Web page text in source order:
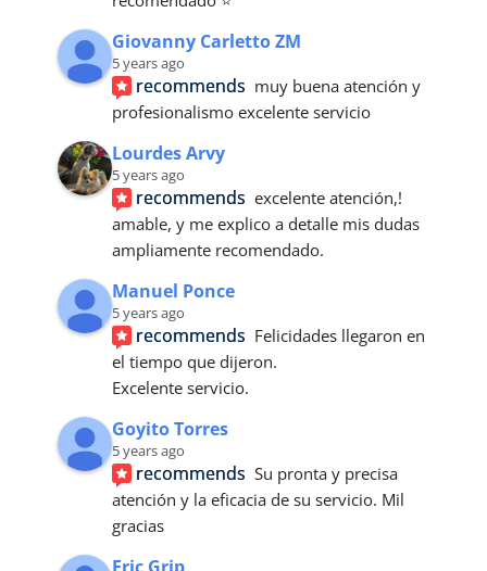
Giovanny Carletto ZM
5 years ago
recommends muy buena atención y
profesionalismo excelente servicio
Lourdes Arvy
5 years ago
recommends excelente atención,!
amable, y me explico a detalle mis dudas
ampliamente recomendado.
Manuel Ponce
5 years ago
recommends Felicidades llegaron en
el tiempo que dijeron.
Excelente servicio.
Goyito Torres
5 years ago
recommends Su pronta y precisa
atención y la eficacia de su servicio. Mil
gracias